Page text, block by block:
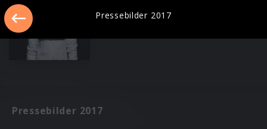
Pressebilder 2017
Pressebilder 2017